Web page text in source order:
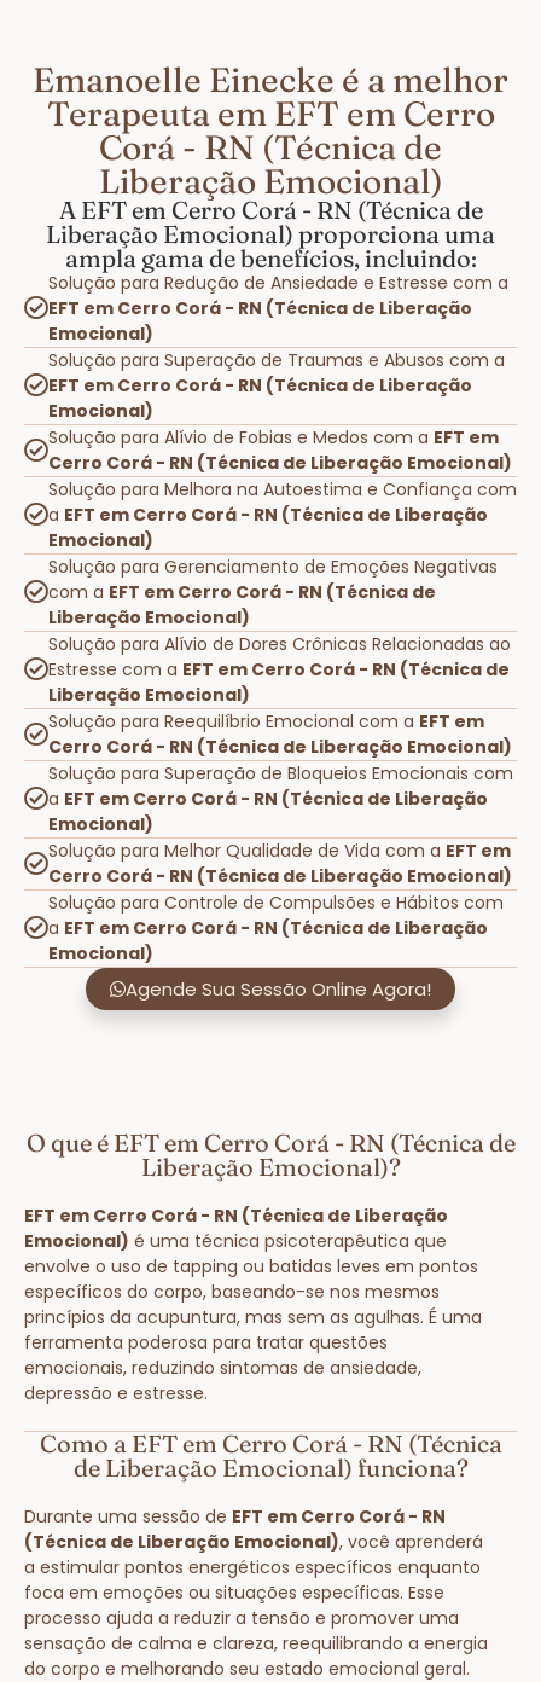
Emanoelle Einecke é a melhor
Terapeuta em EFT em Cerro
Corá - RN (Técnica de
Liberação Emocional)
A EFT em Cerro Corá - RN (Técnica de
Liberação Emocional) proporciona uma
ampla gama de benefícios, incluindo:
Solução para Redução de Ansiedade e Estresse com a
EFT em Cerro Corá - RN (Técnica de Liberação
Emocional)
Solução para Superação de Traumas e Abusos com a
EFT em Cerro Corá - RN (Técnica de Liberação
Emocional)
Solução para Alívio de Fobias e Medos com a EFT em
Cerro Corá - RN (Técnica de Liberação Emocional)
Solução para Melhora na Autoestima e Confiança com
a EFT em Cerro Corá - RN (Técnica de Liberação
Emocional)
Solução para Gerenciamento de Emoções Negativas
com a EFT em Cerro Corá - RN (Técnica de
Liberação Emocional)
Solução para Alívio de Dores Crônicas Relacionadas ao
Estresse com a EFT em Cerro Corá - RN (Técnica de
Liberação Emocional)
Solução para Reequilíbrio Emocional com a EFT em
Cerro Corá - RN (Técnica de Liberação Emocional)
Solução para Superação de Bloqueios Emocionais com
a EFT em Cerro Corá - RN (Técnica de Liberação
Emocional)
Solução para Melhor Qualidade de Vida com a EFT em
Cerro Corá - RN (Técnica de Liberação Emocional)
Solução para Controle de Compulsões e Hábitos com
a EFT em Cerro Corá - RN (Técnica de Liberação
Emocional)
Agende Sua Sessão Online Agora!
O que é EFT em Cerro Corá - RN (Técnica de
Liberação Emocional)?
EFT em Cerro Corá - RN (Técnica de Liberação
Emocional) é uma técnica psicoterapêutica que
envolve o uso de tapping ou batidas leves em pontos
específicos do corpo, baseando-se nos mesmos
princípios da acupuntura, mas sem as agulhas. É uma
ferramenta poderosa para tratar questões
emocionais, reduzindo sintomas de ansiedade,
depressão e estresse.
Como a EFT em Cerro Corá - RN (Técnica
de Liberação Emocional) funciona?
Durante uma sessão de EFT em Cerro Corá - RN
(Técnica de Liberação Emocional), você aprenderá
a estimular pontos energéticos específicos enquanto
foca em emoções ou situações específicas. Esse
processo ajuda a reduzir a tensão e promover uma
sensação de calma e clareza, reequilibrando a energia
do corpo e melhorando seu estado emocional geral.